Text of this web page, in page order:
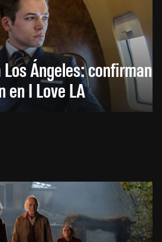
Ángeles: confirman
en I Love LA